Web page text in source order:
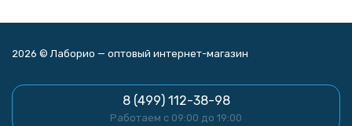
2026 © Лаборио — оптовый интернет-магазин
8 (499) 112-38-98
Работаем с 09:00 до 19:00